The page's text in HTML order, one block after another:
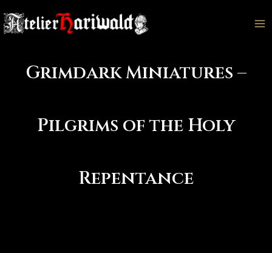
au
contenu
Grimdark Miniatures –
Pilgrims of the Holy
Repentance